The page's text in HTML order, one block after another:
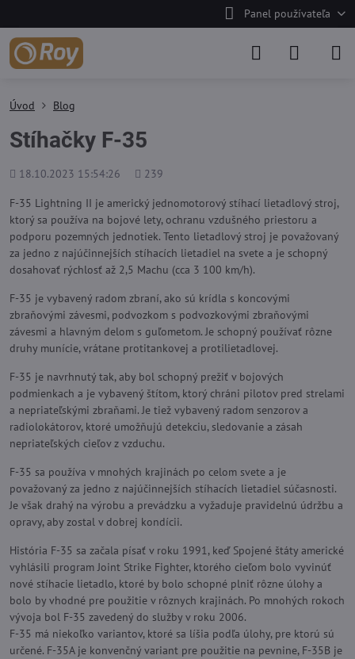
Panel používateľa
Úvod Blog
Stíhačky F-35
Pridané
18.10.2023 15:54:26
Počet
239
F-35 Lightning II je americký jednomotorový stíhací lietadlový stroj,
ktorý sa používa na bojové lety, ochranu vzdušného priestoru a
podporu pozemných jednotiek. Tento lietadlový stroj je považovaný
za jedno z najúčinnejších stíhacích lietadiel na svete a je schopný
dosahovať rýchlosť až 2,5 Machu (cca 3 100 km/h).
F-35 je vybavený radom zbraní, ako sú krídla s koncovými
zbraňovými závesmi, podvozkom s podvozkovými zbraňovými
závesmi a hlavným delom s guľometom. Je schopný používať rôzne
druhy munície, vrátane protitankovej a protilietadlovej.
F-35 je navrhnutý tak, aby bol schopný prežiť v bojových
podmienkach a je vybavený štítom, ktorý chráni pilotov pred strelami
a nepriateľskými zbraňami. Je tiež vybavený radom senzorov a
radiolokátorov, ktoré umožňujú detekciu, sledovanie a zásah
nepriateľských cieľov z vzduchu.
F-35 sa používa v mnohých krajinách po celom svete a je
považovaný za jedno z najúčinnejších stíhacích lietadiel súčasnosti.
Je však drahý na výrobu a prevádzku a vyžaduje pravidelnú údržbu a
opravy, aby zostal v dobrej kondícii.
História F-35 sa začala písať v roku 1991, keď Spojené štáty americké
vyhlásili program Joint Strike Fighter, ktorého cieľom bolo vyvinúť
nové stíhacie lietadlo, ktoré by bolo schopné plniť rôzne úlohy a
bolo by vhodné pre použitie v rôznych krajinách. Po mnohých rokoch
vývoja bol F-35 zavedený do služby v roku 2006.
F-35 má niekoľko variantov, ktoré sa líšia podľa úlohy, pre ktorú sú
určené. F-35A je konvenčný variant pre použitie na pevnine, F-35B je